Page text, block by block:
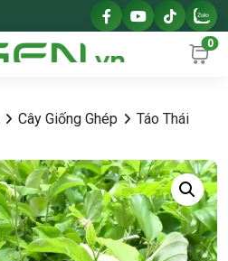
0
Cây Giống Ghép Táo Thái